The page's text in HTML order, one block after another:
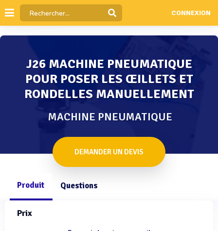
CONNEXION
J26 MACHINE PNEUMATIQUE
POUR POSER LES ŒILLETS ET
RONDELLES MANUELLEMENT
MACHINE PNEUMATIQUE
DEMANDER UN DEVIS
Produit Questions
Prix